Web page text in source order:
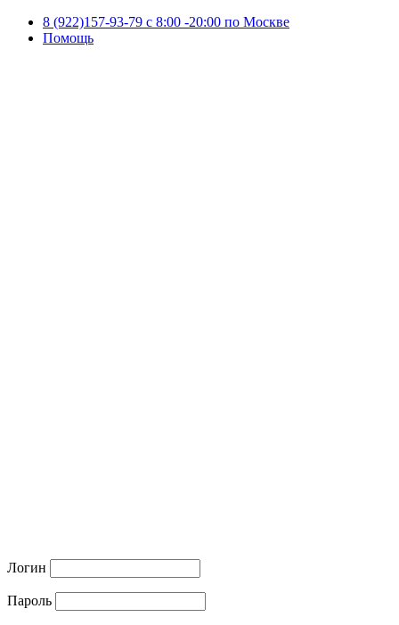
8 (922)157-93-79 c 8:00 -20:00 по Москве
Помощь
Логин
Пароль